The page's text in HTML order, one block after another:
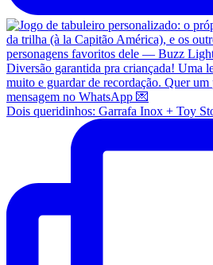
Dois queridinhos: Garrafa Inox + Toy